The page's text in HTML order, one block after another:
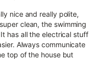
nice and really polite,
clean, the swimming
has all the electrical stuff
Always communicate
top of the house but